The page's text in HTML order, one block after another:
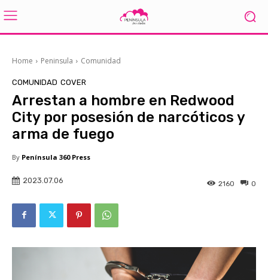
Home Peninsula Comunidad
COMUNIDAD COVER
Arrestan a hombre en Redwood
City por posesión de narcóticos y
arma de fuego
By Península 360 Press
2023.07.06 0
2160